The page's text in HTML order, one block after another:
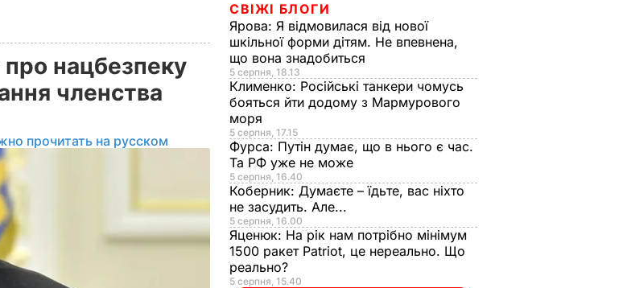
нацбезпеку
членства
прочитать на русском
СВІЖІ БЛОГИ
Ярова: Я відмовилася від нової
шкільної форми дітям. Не впевнена,
що вона знадобиться
5 серпня, 18.13
Клименко: Російські танкери чомусь
бояться йти додому з Мармурового
моря
5 серпня, 17.15
Фурса: Путін думає, що в нього є час.
Та РФ уже не може
5 серпня, 16.40
Коберник: Думаєте – їдьте, вас ніхто
не засудить. Але...
5 серпня, 16.00
Яценюк: На рік нам потрібно мінімум
1500 ракет Patriot, це нереально. Що
реально?
5 серпня, 15.40